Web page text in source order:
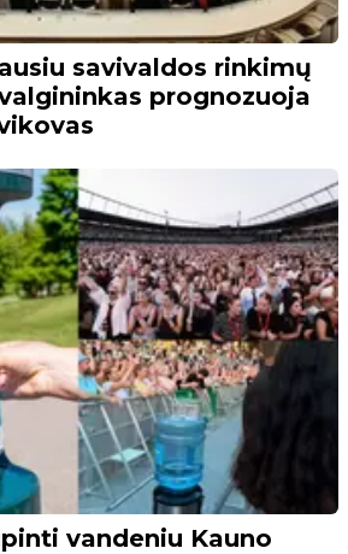
savivaldos rinkimų
prognozuoja
vandeniu Kauno